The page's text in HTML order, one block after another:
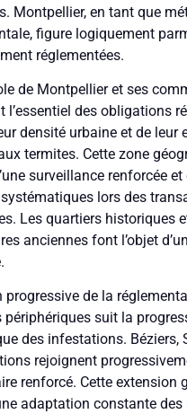
Montpellier, en tant que
figure logiquement
réglementées.
de Montpellier et ses
l’essentiel des obligations
densité urbaine et de leur
termites. Cette zone
surveillance renforcée
lors des
Les quartiers historiques
anciennes font l’objet
progressive de la
périphériques suit la
des infestations. Béziers,
rejoignent
renforcé. Cette extension
adaptation constante des